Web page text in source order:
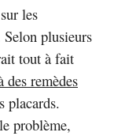
les
plusieurs
tout à fait
des remèdes
placards.
problème,